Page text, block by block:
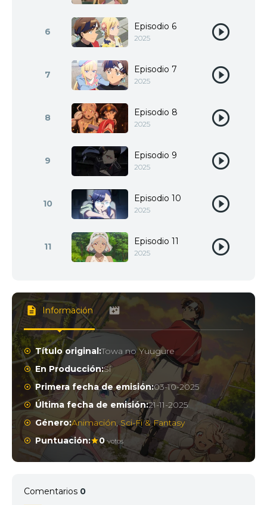
6 Episodio 6
2025
7 Episodio 7
2025
8 Episodio 8
2025
9 Episodio 9
2025
10 Episodio 10
2025
11 Episodio 11
2025
Información
Título original:Towa no Yuugure
En Producción:Sí
Primera fecha de emisión:03-10-2025
Última fecha de emisión:21-11-2025
Género:Animación,Sci-Fi & Fantasy
Puntuación:
0 votos
Comentarios 0